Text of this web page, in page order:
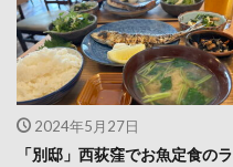
2024年5月27日
「別邸」西荻窪でお魚定食のラ